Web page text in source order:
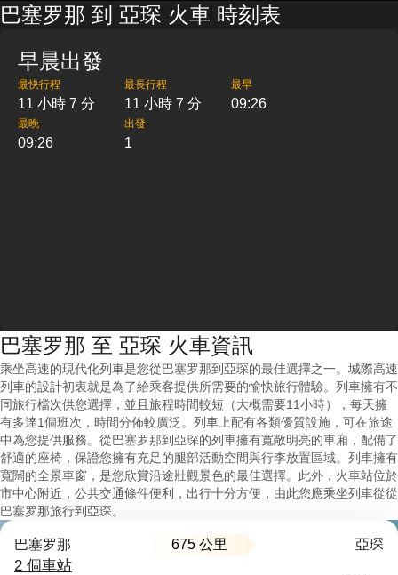
巴塞罗那 到 亞琛 火車 時刻表
早晨出發
最快行程
11 小時 7 分
最長行程
11 小時 7 分
最早
09:26
最晚
09:26
出發
1
巴塞罗那 至 亞琛 火車資訊
乘坐高速的現代化列車是您從巴塞罗那到亞琛的最佳選擇之一。城際高速
列車的設計初衷就是為了給乘客提供所需要的愉快旅行體驗。列車擁有不
同旅行檔次供您選擇，並且旅程時間較短（大概需要11小時），每天擁
有多達1個班次，時間分佈較廣泛。列車上配有各類優質設施，可在旅途
中為您提供服務。從巴塞罗那到亞琛的列車擁有寬敞明亮的車廂，配備了
舒適的座椅，保證您擁有充足的腿部活動空間與行李放置區域。列車擁有
寬闊的全景車窗，是您欣賞沿途壯觀景色的最佳選擇。此外，火車站位於
市中心附近，公共交通條件便利，出行十分方便，由此您應乘坐列車從從
巴塞罗那旅行到亞琛。
巴塞罗那 675 公里 亞琛
2 個車站